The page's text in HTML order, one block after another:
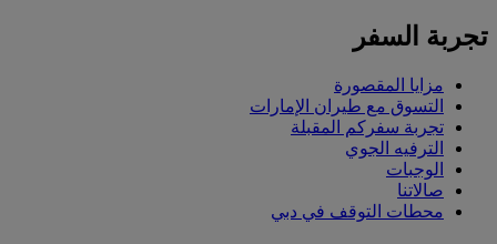
تجربة السفر
مزايا المقصورة
التسوق مع طيران الإمارات
تجربة سفركم المقبلة
الترفيه الجوي
الوجبات
صالاتنا
محطات التوقف في دبي